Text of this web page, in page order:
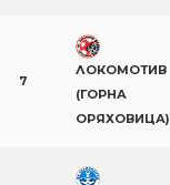
7
ЛОКОМОТИВ
(ГОРНА
ОРЯХОВИЦА)